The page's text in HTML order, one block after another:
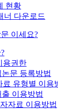
현황
너 다운로드
이세요?
용권한
논문 등록방법
료 유형별 이용
출 이용방법
자료 이용방법